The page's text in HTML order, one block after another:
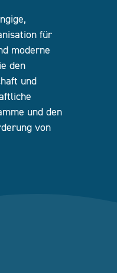
für
moderne
den
und
und den
von